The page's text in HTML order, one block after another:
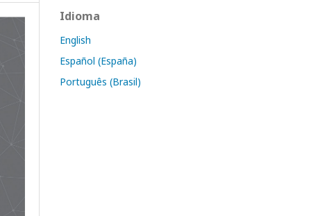
Idioma
English
Español (España)
Português (Brasil)